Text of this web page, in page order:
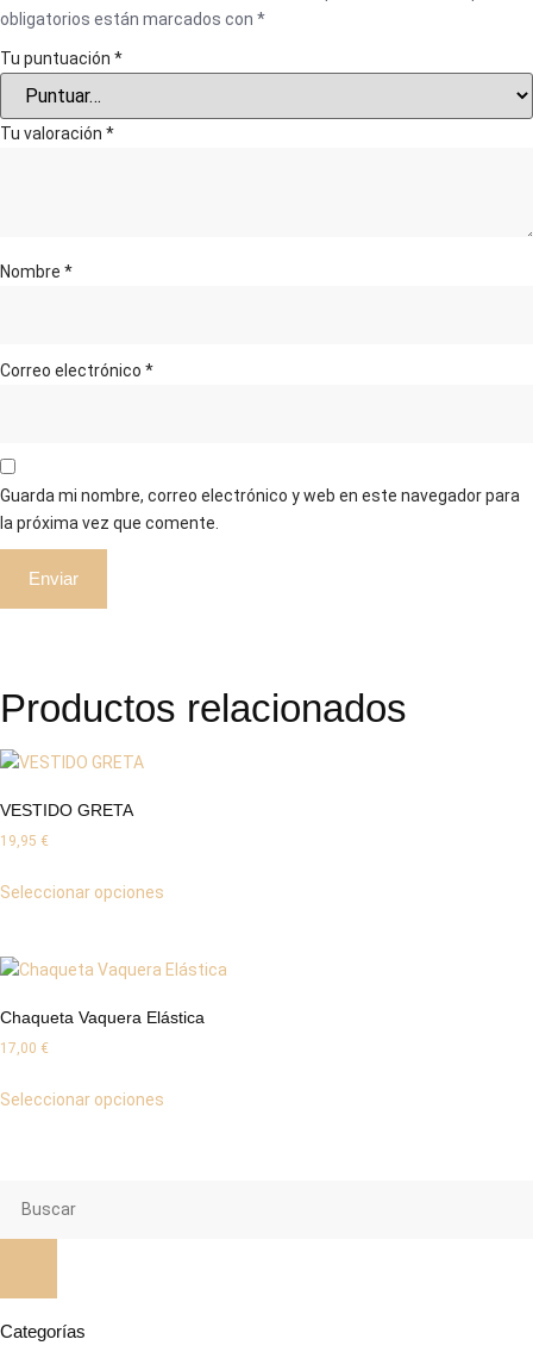
obligatorios están marcados con *
Tu puntuación *
Tu valoración *
Nombre *
Correo electrónico *
Guarda mi nombre, correo electrónico y web en este navegador para
la próxima vez que comente.
Productos relacionados
VESTIDO GRETA
19,95 €
Seleccionar opciones
Chaqueta Vaquera Elástica
17,00 €
Seleccionar opciones
Categorías